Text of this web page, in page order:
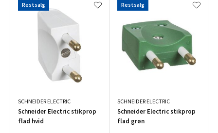
Restsalg
SCHNEIDER ELECTRIC
Schneider Electric stikprop
flad hvid
Restsalg
SCHNEIDER ELECTRIC
Schneider Electric stikprop
flad grøn